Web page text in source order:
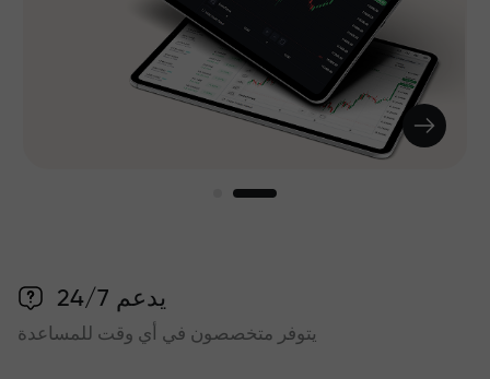
يدعم 24/7
يتوفر متخصصون في أي وقت للمساعدة